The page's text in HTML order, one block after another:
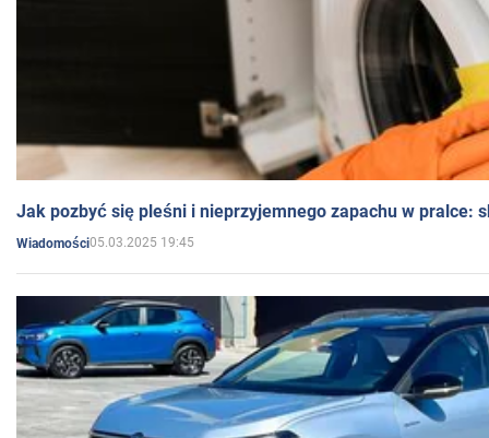
Jak pozbyć się pleśni i nieprzyjemnego zapachu w pralce:
Wiadomości05.03.2025 19:45